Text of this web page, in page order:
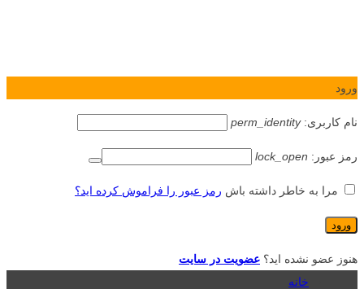
ورود
نام کاربری:perm_identity
رمز عبور: lock_open
مرا به خاطر داشته باش رمز عبور را فراموش کرده اید؟
هنوز عضو نشده اید؟ عضویت در سایت
خانه